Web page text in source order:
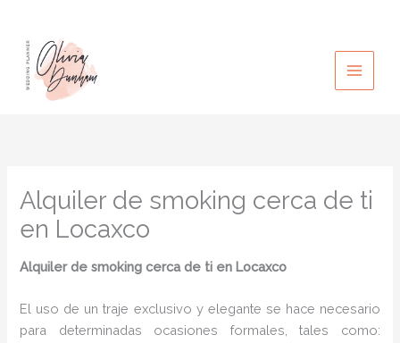
contenido
Alquiler de smoking cerca de ti
en Locaxco
Alquiler de smoking cerca de ti en Locaxco
El uso de un traje exclusivo y elegante se hace necesario
para determinadas ocasiones formales, tales como: